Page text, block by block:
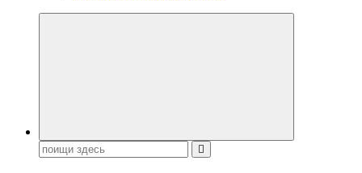
Поиск: